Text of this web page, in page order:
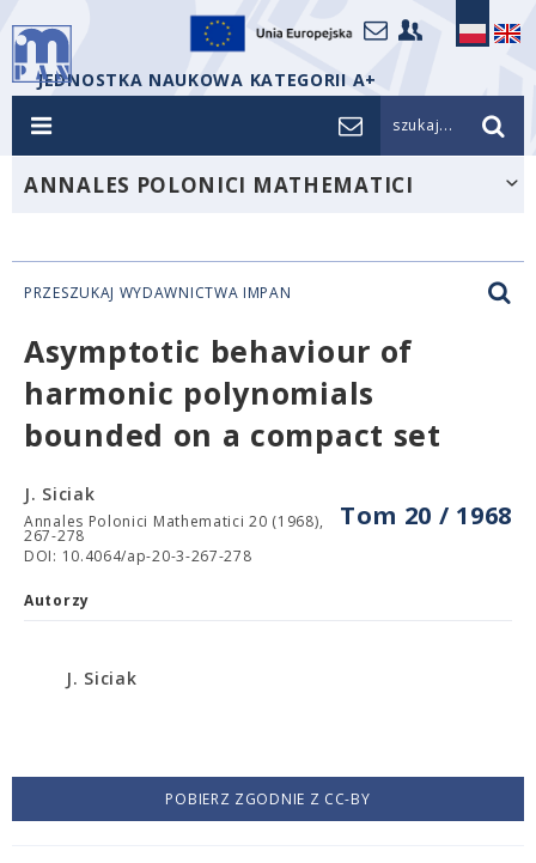
JEDNOSTKA NAUKOWA KATEGORII A+
szukaj...
ANNALES POLONICI MATHEMATICI
PRZESZUKAJ WYDAWNICTWA IMPAN
Asymptotic behaviour of
harmonic polynomials
bounded on a compact set
Tom 20 / 1968
J. Siciak
Annales Polonici Mathematici 20 (1968),
267-278
DOI: 10.4064/ap-20-3-267-278
Autorzy
J. Siciak
POBIERZ ZGODNIE Z CC-BY